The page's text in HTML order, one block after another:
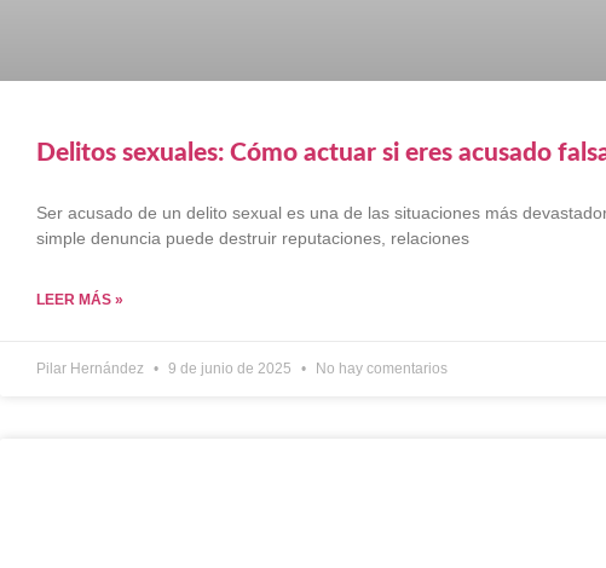
Delitos sexuales: Cómo actuar si eres acusado
Ser acusado de un delito sexual es una de las situaciones más
simple denuncia puede destruir reputaciones, relaciones
LEER MÁS »
Pilar Hernández 9 de junio de 2025 No hay comentarios